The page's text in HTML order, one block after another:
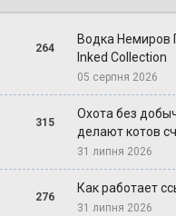
264
Водка Немиров
Inked Collection
05 серпня 2026
315
Охота без
делают котов
31 липня 2026
276
Как работает
31 липня 2026